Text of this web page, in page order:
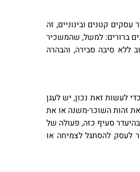
קטנים ובינוניים, זה
ברורים: למשל, שהמשכיר
ללא סיבה סבירה, והבהרה
לעשות זאת נכון, יש לעגן
זהות השוכר-משנה או את
סעיף כזה, פעולה של
לעסק להסתגל לצמיחה או